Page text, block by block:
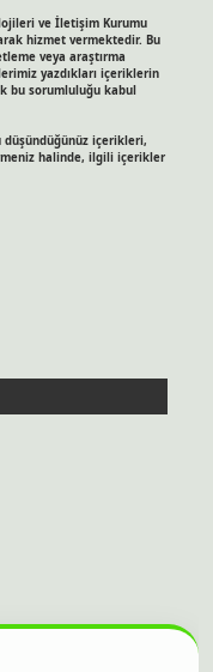
ve İletişim Kurumu
hizmet vermektedir. Bu
veya araştırma
yazdıkları içeriklerin
bu sorumluluğu kabul
düşündüğünüz içerikleri,
halinde, ilgili içerikler